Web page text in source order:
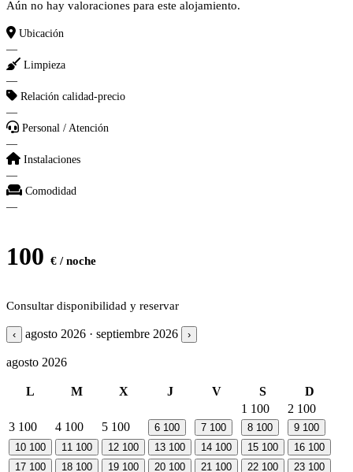
Aún no hay valoraciones para este alojamiento.
Ubicación
—
Limpieza
—
Relación calidad-precio
—
Personal / Atención
—
Instalaciones
—
Comodidad
—
100 € / noche
Consultar disponibilidad y reservar
‹ agosto 2026 · septiembre 2026 ›
agosto 2026
L M X J V S
D
1 100 2 100
3 100 4 100 5 100 6 100 7 100 8 100 9 100
10 100 11 100 12 100 13 100 14 100 15 100 16 100
17 100 18 100 19 100 20 100 21 100 22 100 23 100